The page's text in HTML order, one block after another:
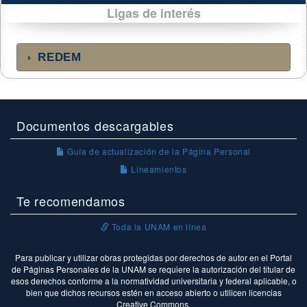
Ligas de interés
REDEM
Documentos descargables
Guía de actualización de la Página Personal
Lineamientos
Te recomendamos
Toda la UNAM en línea
Para publicar y utilizar obras protegidas por derechos de autor en el Portal
de Páginas Personales de la UNAM se requiere la autorización del titular de
esos derechos conforme a la normatividad universitaria y federal aplicable, o
bien que dichos recursos estén en acceso abierto o utilicen licencias
Creative Commons.